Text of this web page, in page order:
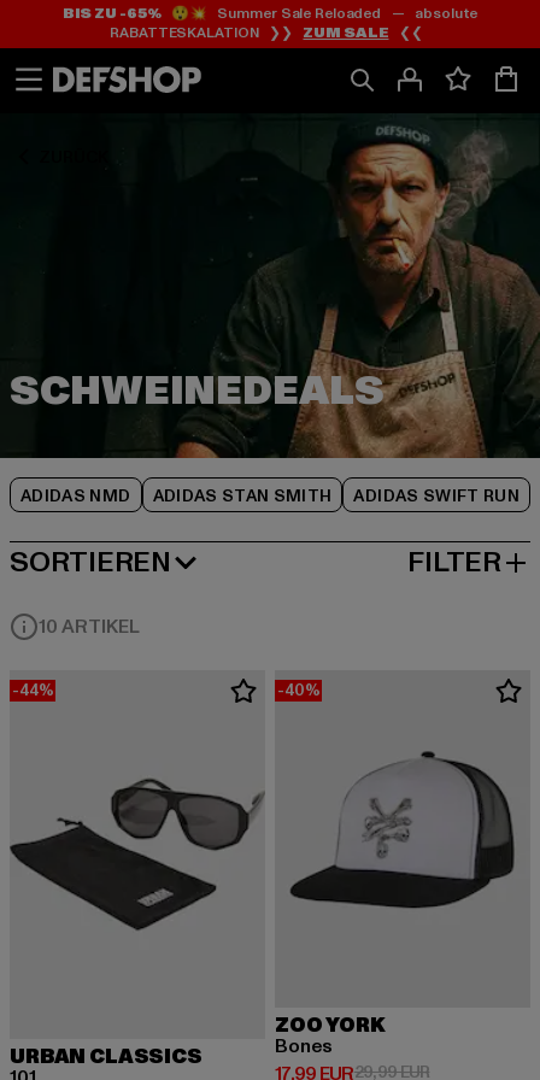
Zum
Inhalt
springen
Zum
Fußzeile
springen
BIS ZU -65%😲💥 Summer Sale Reloaded — absolute
RABATTESKALATION ❯❯ ZUM SALE ❮❮
ADIDAS NMD ADIDAS STAN SMITH ADIDAS SWIFT RUN
Zum
Produktraster
springen
SORTIEREN
BELIEBTESTE FILTER
10 ARTIKEL
-44%
URBAN CLASSICS
-40%
ZOO YORK
Bones
17,99 EUR
Derzeitiger Preis: 17,99 EUR
29,99 EURAktionspreis: